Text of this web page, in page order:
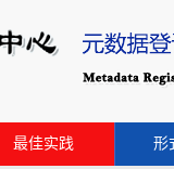
最佳实践 形